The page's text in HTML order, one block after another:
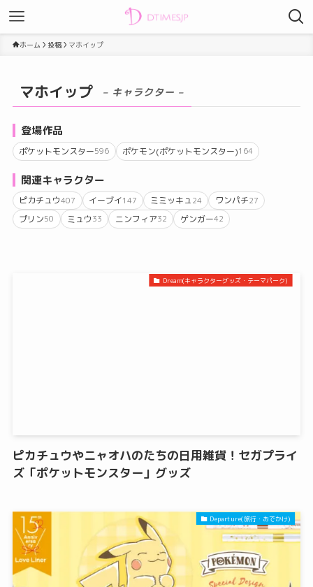
ホーム 投稿 マホイップ
マホイップ – キャラクター –
登場作品
ポケットモンスター596 ポケモン(ポケットモンスター)164
関連キャラクター
ピカチュウ407 イーブイ147 ミミッキュ24 ワンパチ27
プリン50 ミュウ33 ニンフィア32 ゲンガー42
Dream(キャラクターグッズ・テーマパーク)
ピカチュウやニャオハのたちの日用雑貨！セガプライ
ズ「ポケットモンスター」グッズ
Departure(旅行・おでかけ)